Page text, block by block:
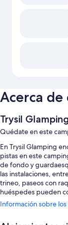
Acerca
Trysil
Quédate en este
En Trysil Glamping
pistas en este
de fondo y
las instalaciones,
trineo, paseos con
huéspedes pueden
Estos son otros
Aparcamiento
Información sobre